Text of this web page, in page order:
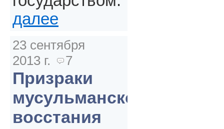
далее
23 сентября
2013 г.
7
Призраки
мусульманского
восстания